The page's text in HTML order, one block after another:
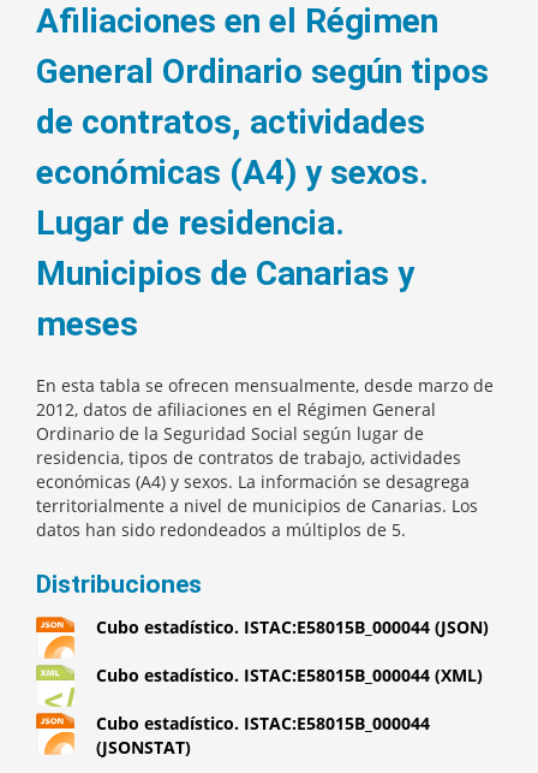
Afiliaciones en el Régimen
General Ordinario según tipos
de contratos, actividades
económicas (A4) y sexos.
Lugar de residencia.
Municipios de Canarias y
meses
En esta tabla se ofrecen mensualmente, desde marzo de
2012, datos de afiliaciones en el Régimen General
Ordinario de la Seguridad Social según lugar de
residencia, tipos de contratos de trabajo, actividades
económicas (A4) y sexos. La información se desagrega
territorialmente a nivel de municipios de Canarias. Los
datos han sido redondeados a múltiplos de 5.
Distribuciones
Cubo estadístico. ISTAC:E58015B_000044 (JSON)
Cubo estadístico. ISTAC:E58015B_000044 (XML)
Cubo estadístico. ISTAC:E58015B_000044
(JSONSTAT)